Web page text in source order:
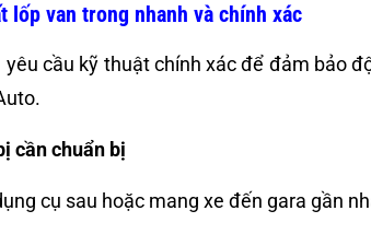
lốp van trong nhanh và chính xác
cầu kỹ thuật chính xác để đảm bảo
cần chuẩn bị
cụ sau hoặc mang xe đến gara gần